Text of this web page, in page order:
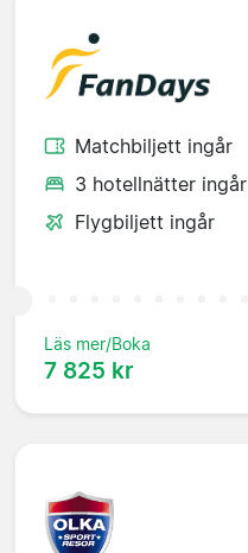
Matchbiljett ingår
3 hotellnätter ingår
Flygbiljett ingår
Läs mer/Boka
7 825 kr